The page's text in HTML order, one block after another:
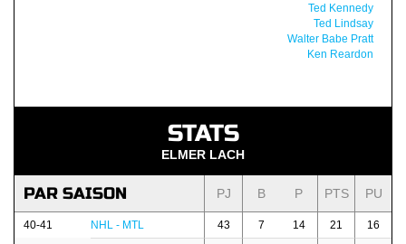
Ted Kennedy
Ted Lindsay
Walter Babe Pratt
Ken Reardon
STATS
ELMER LACH
PAR SAISON PJ B P PTS PU
40-41 NHL - MTL 43 7 14 21 16